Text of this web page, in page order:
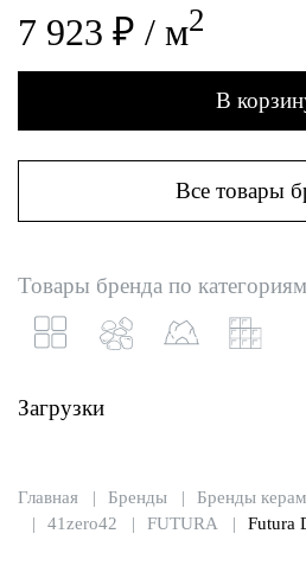
7 923 ₽ / м2
В
Все товары
Товары бренда по категориям
Загрузки
Главная Бренды
Бренды
41zero42
FUTURA Futura